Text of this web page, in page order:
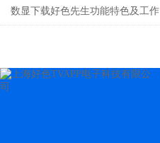
口预置好色先生软件下载定制厂家
数显下载好色先生功能特色及工作